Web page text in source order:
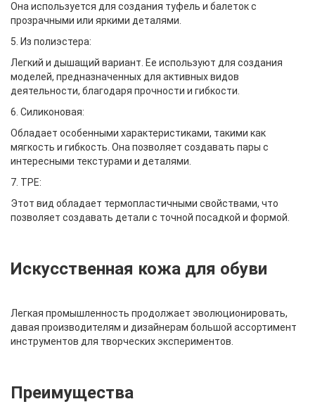
Она используется для создания туфель и балеток с
прозрачными или яркими деталями.
5. Из полиэстера:
Легкий и дышащий вариант. Ее используют для создания
моделей, предназначенных для активных видов
деятельности, благодаря прочности и гибкости.
6. Силиконовая:
Обладает особенными характеристиками, такими как
мягкость и гибкость. Она позволяет создавать пары с
интересными текстурами и деталями.
7. TPE:
Этот вид обладает термопластичными свойствами, что
позволяет создавать детали с точной посадкой и формой.
Искусственная кожа для обуви
Легкая промышленность продолжает эволюционировать,
давая производителям и дизайнерам большой ассортимент
инструментов для творческих экспериментов.
Преимущества